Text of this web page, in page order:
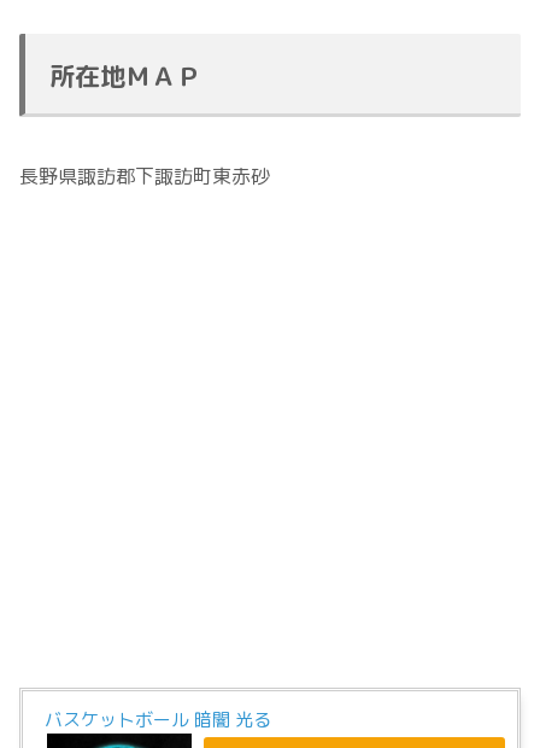
所在地ＭＡＰ
長野県諏訪郡下諏訪町東赤砂
バスケットボール 暗闇 光る